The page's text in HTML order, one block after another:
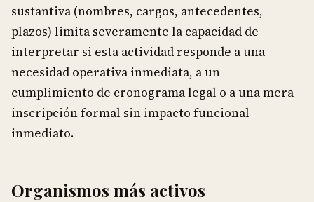
sustantiva (nombres, cargos, antecedentes,
plazos) limita severamente la capacidad de
interpretar si esta actividad responde a una
necesidad operativa inmediata, a un
cumplimiento de cronograma legal o a una mera
inscripción formal sin impacto funcional
inmediato.
Organismos más activos